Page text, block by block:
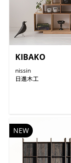
KIBAKO
nissin
日進木工
NEW